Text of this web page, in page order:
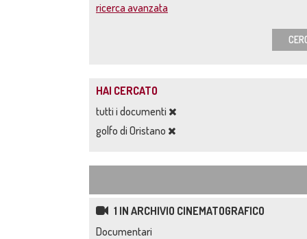
ricerca avanzata
HAI CERCATO
tutti i documenti
golfo di Oristano
1 IN ARCHIVIO CINEMATOGRAFICO
Documentari